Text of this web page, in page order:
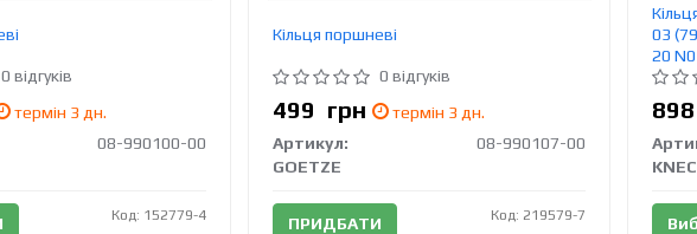
0 відгуків
термін 3 дн.
08-990100-00
Код: 152779-4
Кільця поршневі
0 відгуків
499 грн
термін 3 дн.
Артикул:
08-990107-00
GOETZE
ПРИДБАТИ Код: 219579-7
03
20 N0